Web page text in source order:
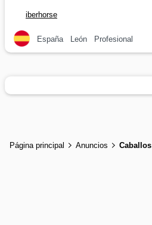
iberhorse
España León Profesional
Página principal Anuncios Caballos